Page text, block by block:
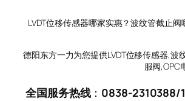
LVDT位移传感器哪家实惠？波纹管截止
德阳东方一力为您提供LVDT位移传感器,波
服阀,OPC
全国服务热线： 0838-2310388/